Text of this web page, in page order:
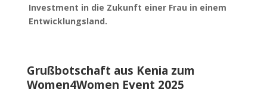
Investment in die Zukunft einer Frau in einem
Entwicklungsland.
Grußbotschaft aus Kenia zum
Women4Women Event 2025